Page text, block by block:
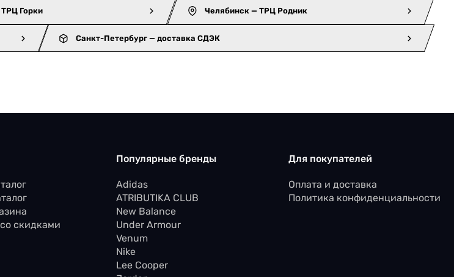
Горки Челябинск — ТРЦ Родник
Санкт-Петербург — доставка СДЭК
скидками
Популярные бренды
Adidas
ATRIBUTIKA CLUB
New Balance
Under Armour
Venum
Nike
Lee Cooper
Для покупателей
Оплата и доставка
Политика конфиденциальности